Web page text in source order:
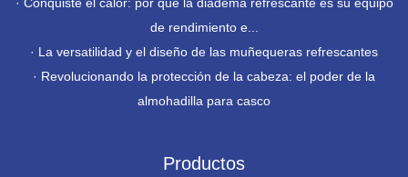
de rendimiento e...
· La versatilidad y el diseño de las muñequeras refrescantes
· Revolucionando la protección de la cabeza: el poder de la
almohadilla para casco
Productos